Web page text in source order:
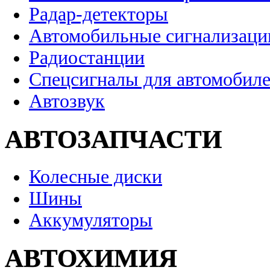
Радар-детекторы
Автомобильные
Радиостанции
Спецсигналы для
Автозвук
АВТОЗАПЧАСТИ
Колесные диски
Шины
Аккумуляторы
АВТОХИМИЯ